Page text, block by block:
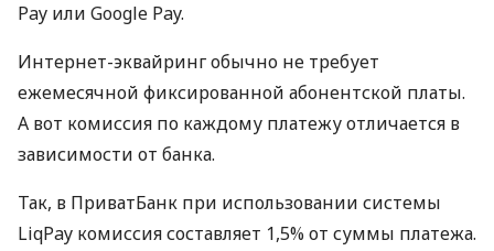
Pay или Google Pay.
Интернет-эквайринг обычно не требует
ежемесячной фиксированной абонентской платы.
А вот комиссия по каждому платежу отличается в
зависимости от банка.
Так, в ПриватБанк при использовании системы
LiqPay комиссия составляет 1,5% от суммы платежа.